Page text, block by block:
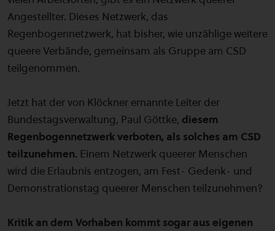
Angestellter. Dieses Netzwerk, das
Regenbogennetzwerk, hat bisher, wie unzählige weitere
queere Verbände, gemeinsam als Gruppe am CSD
teilgenommen.
Jetzt hat der von Klöckner ernannte Leiter der
Bundestagsverwaltung, Paul Göttke, diesem
Regenbogennetzwerk verboten, als solches am CSD
teilzunehmen. Einem Netzwerk queerer Menschen
wird die Erlaubnis entzogen, am Fest- Gedenk- und
Demonstrationstag queerer Menschen teilzunehmen?
Kritik an dem Vorhaben kommt sogar aus eigenen